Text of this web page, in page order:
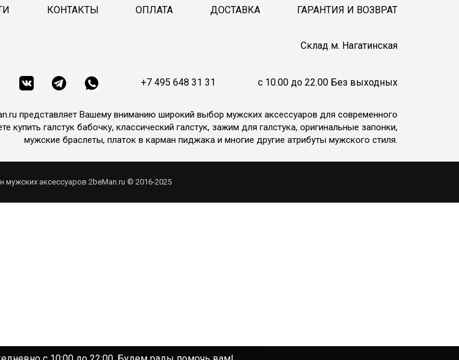
КОНТАКТЫ ОПЛАТА ДОСТАВКА ГАРАНТИЯ И ВОЗВРАТ
Cклад м. Нагатинская
+7 495 648 31 31 c 10.00 до 22.00 Без выходных
представляет Вашему вниманию широкий выбор мужских аксессуаров для современного
купить галстук бабочку, классический галстук, зажим для галстука, оригинальные запонки,
мужские браслеты, платок в карман пиджака и многие другие атрибуты мужского стиля.
мужских аксессуаров 2beMan.ru © 2016-2025